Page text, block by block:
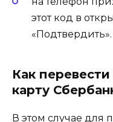
этот код в
Как
карту
В этом случае для